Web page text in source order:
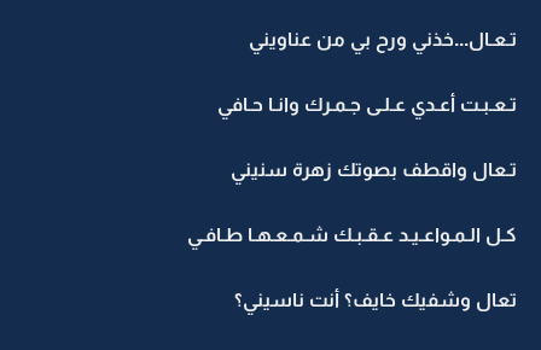
تـعـال...خذني ورح بي من عناويني
تـعـبـت أعـدي عـلـى جـمـرك وانـا حـافي
تـعال واقطف بصوتك زهرة سنيني
كـل الـمـواعـيـد عـقـبـك شـمـعـهـا طـافـي
تعال وشفيك خايف؟ أنت ناسيني؟